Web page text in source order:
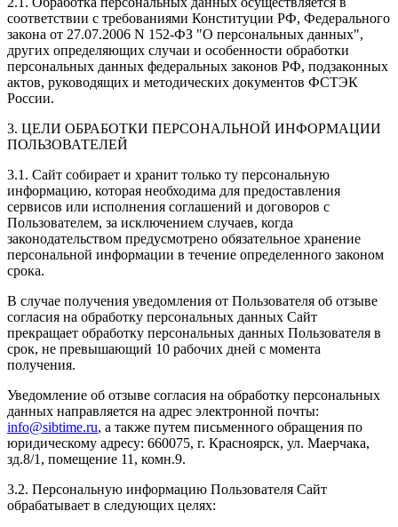
соответствии с требованиями Конституции РФ, Федерального
закона от 27.07.2006 N 152-ФЗ "О персональных данных",
других определяющих случаи и особенности обработки
персональных данных федеральных законов РФ, подзаконных
актов, руководящих и методических документов ФСТЭК
России.
3. ЦЕЛИ ОБРАБОТКИ ПЕРСОНАЛЬНОЙ ИНФОРМАЦИИ
ПОЛЬЗОВАТЕЛЕЙ
3.1. Сайт собирает и хранит только ту персональную
информацию, которая необходима для предоставления
сервисов или исполнения соглашений и договоров с
Пользователем, за исключением случаев, когда
законодательством предусмотрено обязательное хранение
персональной информации в течение определенного законом
срока.
В случае получения уведомления от Пользователя об отзыве
согласия на обработку персональных данных Сайт
прекращает обработку персональных данных Пользователя в
срок, не превышающий 10 рабочих дней с момента
получения.
Уведомление об отзыве согласия на обработку персональных
данных направляется на адрес электронной почты:
info@sibtime.ru, а также путем письменного обращения по
юридическому адресу: 660075, г. Красноярск, ул. Маерчака,
зд.8/1, помещение 11, комн.9.
3.2. Персональную информацию Пользователя Сайт
обрабатывает в следующих целях: